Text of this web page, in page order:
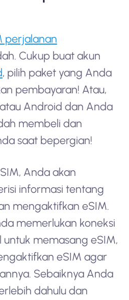
perjalanan
Cukup buat akun
, pilih paket yang Anda
pembayaran! Atau,
Android dan Anda
membeli dan
saat bepergian!
Anda akan
informasi tentang
mengaktifkan eSIM.
memerlukan koneksi
memasang eSIM,
eSIM agar
Sebaiknya Anda
dahulu dan